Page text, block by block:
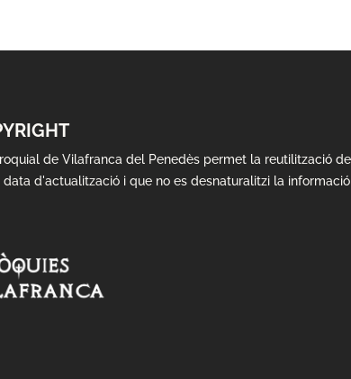
de Vilafranca del Penedès permet la reutilització
d'actualització i que no es desnaturalitzi la informació